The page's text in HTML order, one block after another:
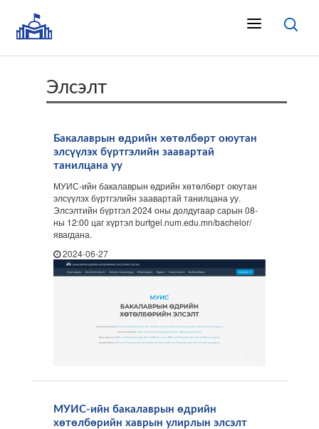
Элсэлт
Бакалаврын өдрийн хөтөлбөрт оюутан
элсүүлэх бүртгэлийн заавартай
танилцана уу
МУИС-ийн бакалаврын өдрийн хөтөлбөрт оюутан
элсүүлэх бүртгэлийн заавартай танилцана уу.
Элсэлтийн бүртгэл 2024 оны долдугаар сарын 08-
ны 12:00 цаг хүртэл burtgel.num.edu.mn/bachelor/
явагдана.
2024-06-27
МУИС-ийн бакалаврын өдрийн
хөтөлбөрийн хаврын улирлын элсэлт